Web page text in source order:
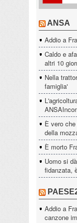
ANSA
Addio a
Caldo e
altri 10
Nella
famiglia'
È vero
della
È morto
Uomo si
fidanzata,
Addio a
canzone